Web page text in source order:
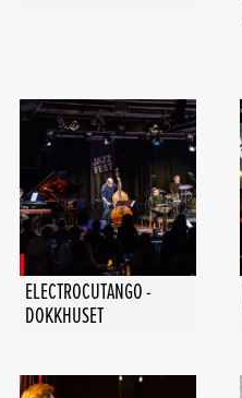
ELECTROCUTANGO -
DOKKHUSET